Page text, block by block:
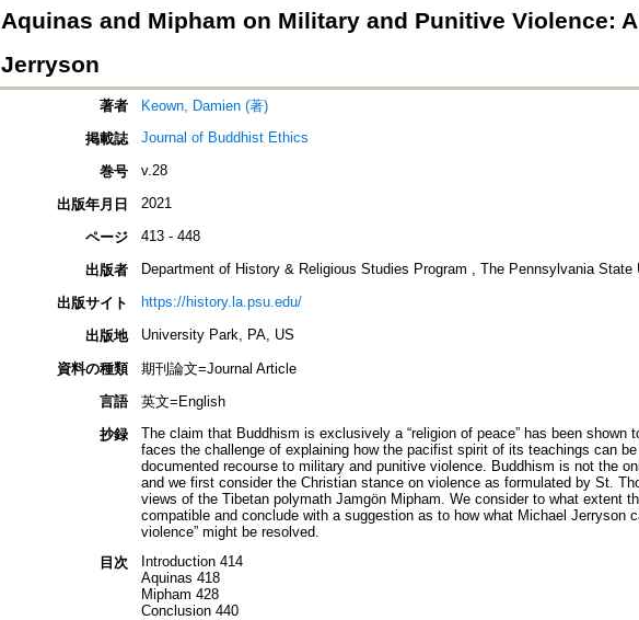
Aquinas and Mipham on Military and Punitive Violence:
Jerryson
著者
Keown, Damien (著)
掲載誌
Journal of Buddhist Ethics
巻号 v.28
出版年月日 2021
ページ 413 - 448
出版者 Department of History & Religious Studies Program , The Pennsylvania State
出版サイト https://history.la.psu.edu/
出版地 University Park, PA, US
資料の種類
期刊論文=Journal Article
言語
英文=English
抄録
The claim that Buddhism is exclusively a “religion of peace” has been shown
faces the challenge of explaining how the pacifist spirit of its teachings can
documented recourse to military and punitive violence. Buddhism is not the
and we first consider the Christian stance on violence as formulated by St.
views of the Tibetan polymath Jamgön Mipham. We consider to what extent
compatible and conclude with a suggestion as to how what Michael Jerryson
violence” might be resolved.
目次
Introduction 414
Aquinas 418
Mipham 428
Conclusion 440